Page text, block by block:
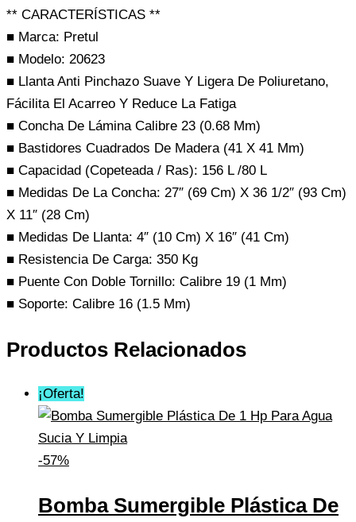
** CARACTERÍSTICAS **
■ Marca: Pretul
■ Modelo: 20623
■ Llanta Anti Pinchazo Suave Y Ligera De Poliuretano,
Fácilita El Acarreo Y Reduce La Fatiga
■ Concha De Lámina Calibre 23 (0.68 Mm)
■ Bastidores Cuadrados De Madera (41 X 41 Mm)
■ Capacidad (Copeteada / Ras): 156 L /80 L
■ Medidas De La Concha: 27″ (69 Cm) X 36 1/2″ (93 Cm)
X 11″ (28 Cm)
■ Medidas De Llanta: 4″ (10 Cm) X 16″ (41 Cm)
■ Resistencia De Carga: 350 Kg
■ Puente Con Doble Tornillo: Calibre 19 (1 Mm)
■ Soporte: Calibre 16 (1.5 Mm)
Productos Relacionados
¡Oferta!
-57%
Bomba Sumergible Plástica De